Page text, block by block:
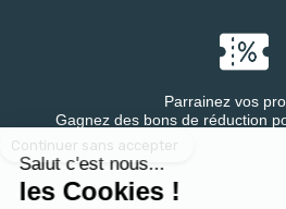
Continuer sans accepter
Salut c'est nous...
les Cookies !
Parrainez vos
Gagnez des bons de réduction